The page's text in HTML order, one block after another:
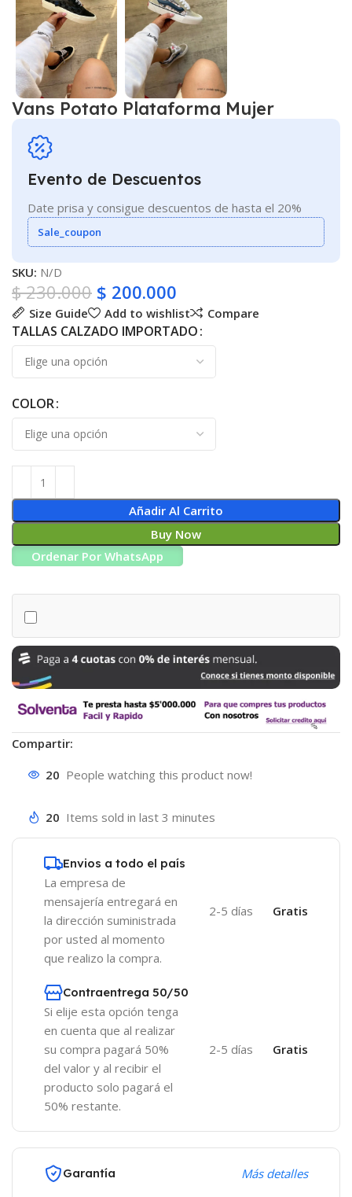
Vans Potato Plataforma Mujer
Evento de Descuentos
Date prisa y consigue descuentos de hasta el 20%
Sale_coupon
SKU: N/D
$230.000 $ 200.000
Size Guide Add to wishlist Compare
TALLAS CALZADO IMPORTADO
COLOR
Añadir Al Carrito
Buy Now
Ordenar Por WhatsApp
Compartir:
20 People watching this product now!
20 Items sold in last 3 minutes
Envios a todo el país
La empresa de
mensajería entregará en
la dirección suministrada
por usted al momento
que realizo la compra.
2-5 días Gratis
Contraentrega 50/50
Si elije esta opción tenga
en cuenta que al realizar
su compra pagará 50%
del valor y al recibir el
producto solo pagará el
50% restante.
2-5 días Gratis
Garantía Más detalles